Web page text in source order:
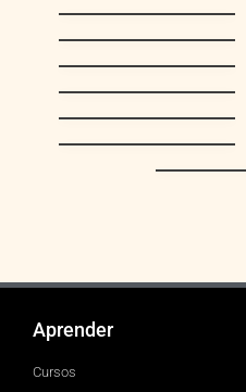
Son Chispitas
Rosario
La Bikina
Venezuela
Juramento
estrella
Con Tu
Aprender
Cursos